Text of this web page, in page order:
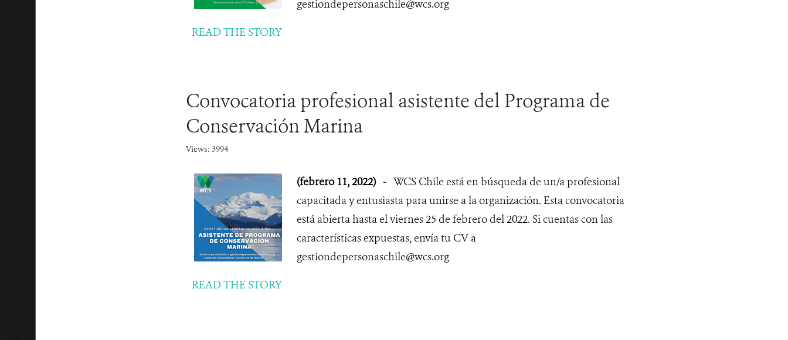
gestiondepersonaschile@wcs.org
READ THE STORY
Convocatoria profesional asistente del Programa de
Conservación Marina
Views: 3994
(febrero 11, 2022) - WCS Chile está en búsqueda de un/a profesional
capacitada y entusiasta para unirse a la organización. Esta convocatoria
está abierta hasta el viernes 25 de febrero del 2022. Si cuentas con las
características expuestas, envía tu CV a
gestiondepersonaschile@wcs.org
READ THE STORY